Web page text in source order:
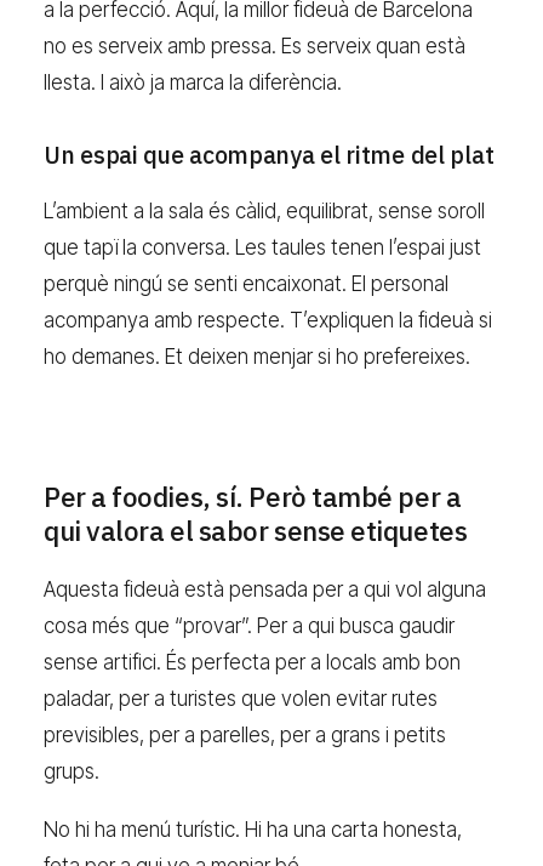
a la perfecció. Aquí, la millor fideuà de Barcelona
no es serveix amb pressa. Es serveix quan està
llesta. I això ja marca la diferència.
Un espai que acompanya el ritme del plat
L’ambient a la sala és càlid, equilibrat, sense soroll
que tapï la conversa. Les taules tenen l’espai just
perquè ningú se senti encaixonat. El personal
acompanya amb respecte. T’expliquen la fideuà si
ho demanes. Et deixen menjar si ho prefereixes.
Per a foodies, sí. Però també per a
qui valora el sabor sense etiquetes
Aquesta fideuà està pensada per a qui vol alguna
cosa més que “provar”. Per a qui busca gaudir
sense artifici. És perfecta per a locals amb bon
paladar, per a turistes que volen evitar rutes
previsibles, per a parelles, per a grans i petits
grups.
No hi ha menú turístic. Hi ha una carta honesta,